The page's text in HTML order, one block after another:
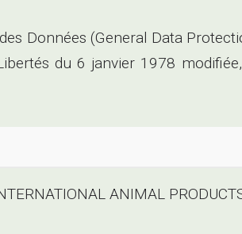
Données (General Data
du 6 janvier 1978 modifiée,
ANIMAL